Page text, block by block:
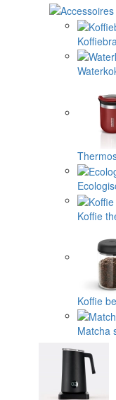
Koffie
Koffie
Matcha